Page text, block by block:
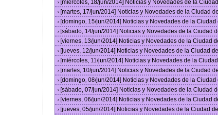
› [miércoles, 18/jun/2014] Noticias y Novedades de la
› [martes, 17/jun/2014] Noticias y Novedades de la Ciudad
› [domingo, 15/jun/2014] Noticias y Novedades de la
› [sábado, 14/jun/2014] Noticias y Novedades de la Ciudad
› [viernes, 13/jun/2014] Noticias y Novedades de la Ciudad
› [jueves, 12/jun/2014] Noticias y Novedades de la Ciudad
› [miércoles, 11/jun/2014] Noticias y Novedades de la
› [martes, 10/jun/2014] Noticias y Novedades de la Ciudad
› [domingo, 08/jun/2014] Noticias y Novedades de la
› [sábado, 07/jun/2014] Noticias y Novedades de la Ciudad
› [viernes, 06/jun/2014] Noticias y Novedades de la Ciudad
› [jueves, 05/jun/2014] Noticias y Novedades de la Ciudad